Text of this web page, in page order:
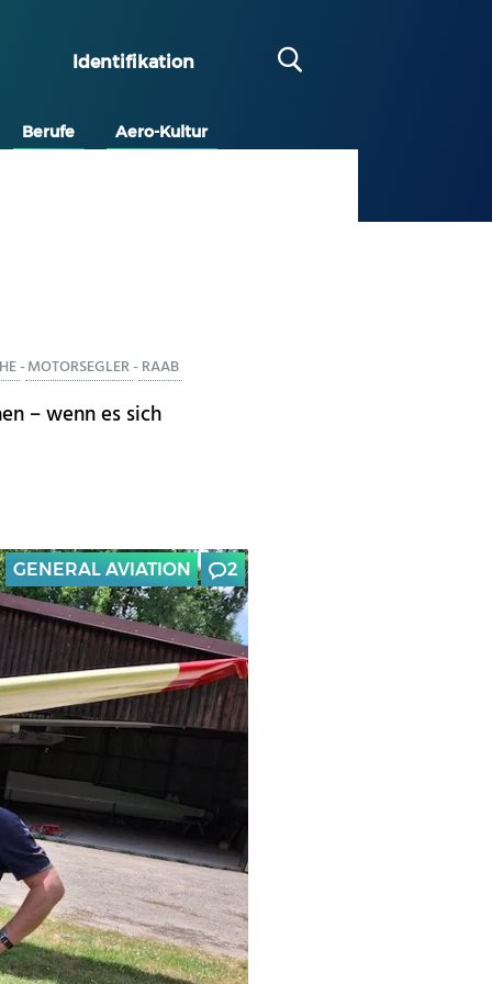
Identifikation
Berufe Aero-Kultur
-MOTORSEGLER- RAAB
– wenn es sich
GENERAL AVIATION 2